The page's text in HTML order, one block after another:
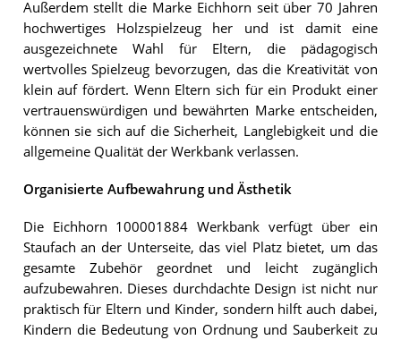
Außerdem stellt die Marke Eichhorn seit über 70 Jahren
hochwertiges Holzspielzeug her und ist damit eine
ausgezeichnete Wahl für Eltern, die pädagogisch
wertvolles Spielzeug bevorzugen, das die Kreativität von
klein auf fördert. Wenn Eltern sich für ein Produkt einer
vertrauenswürdigen und bewährten Marke entscheiden,
können sie sich auf die Sicherheit, Langlebigkeit und die
allgemeine Qualität der Werkbank verlassen.
Organisierte Aufbewahrung und Ästhetik
Die Eichhorn 100001884 Werkbank verfügt über ein
Staufach an der Unterseite, das viel Platz bietet, um das
gesamte Zubehör geordnet und leicht zugänglich
aufzubewahren. Dieses durchdachte Design ist nicht nur
praktisch für Eltern und Kinder, sondern hilft auch dabei,
Kindern die Bedeutung von Ordnung und Sauberkeit zu